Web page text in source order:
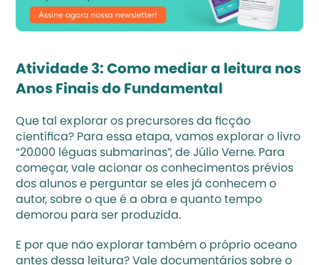
Atividade 3: Como mediar a leitura nos
Anos Finais do Fundamental
Que tal explorar os precursores da ficção
científica? Para essa etapa, vamos explorar o livro
“20.000 léguas submarinas”, de Júlio Verne. Para
começar, vale acionar os conhecimentos prévios
dos alunos e perguntar se eles já conhecem o
autor, sobre o que é a obra e quanto tempo
demorou para ser produzida.
E por que não explorar também o próprio oceano
antes dessa leitura? Vale documentários sobre o